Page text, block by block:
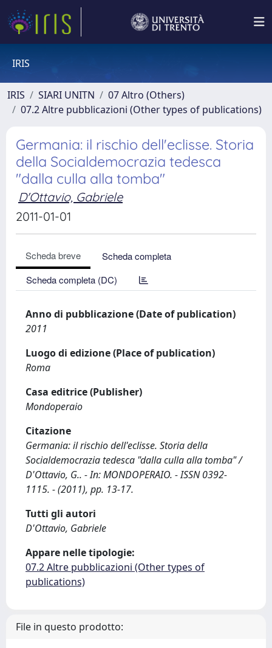
IRIS
IRIS SIARI UNITN
07 Altro (Others)
07.2 Altre pubblicazioni (Other types of publications)
Germania: il rischio dell'eclisse. Storia
della Socialdemocrazia tedesca
"dalla culla alla tomba"
D'Ottavio, Gabriele
2011-01-01
Scheda breve
Scheda completa
Scheda completa (DC)
Anno di pubblicazione (Date of publication)
2011
Luogo di edizione (Place of publication)
Roma
Casa editrice (Publisher)
Mondoperaio
Citazione
Germania: il rischio dell'eclisse. Storia della
Socialdemocrazia tedesca "dalla culla alla tomba" /
D'Ottavio, G.. - In: MONDOPERAIO. - ISSN 0392-
1115. - (2011), pp. 13-17.
Tutti gli autori
D'Ottavio, Gabriele
Appare nelle tipologie:
07.2 Altre pubblicazioni (Other types of
publications)
File in questo prodotto: